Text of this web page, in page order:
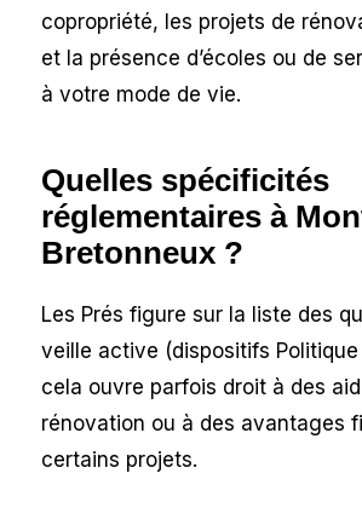
copropriété, les projets de
et la présence d’écoles ou de
à votre mode de vie.
Quelles spécificités
réglementaires à
Bretonneux ?
Les Prés figure sur la liste des
veille active (dispositifs Politique
cela ouvre parfois droit à des
rénovation ou à des avantages
certains projets.